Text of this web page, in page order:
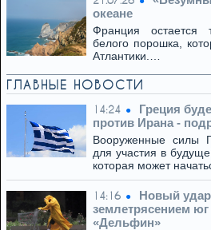
океане
Франция остается
белого порошка,
Атлантики.…
ГЛАВНЫЕ НОВОСТИ
14:24
Греция
против Ирана -
Вооруженные силы
для участия в
которая может
14:16
Новый
землетрясением
«Дельфин»